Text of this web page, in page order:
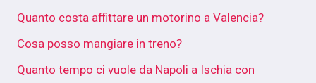
Quanto costa affittare un motorino a Valencia?
Cosa posso mangiare in treno?
Quanto tempo ci vuole da Napoli a Ischia con